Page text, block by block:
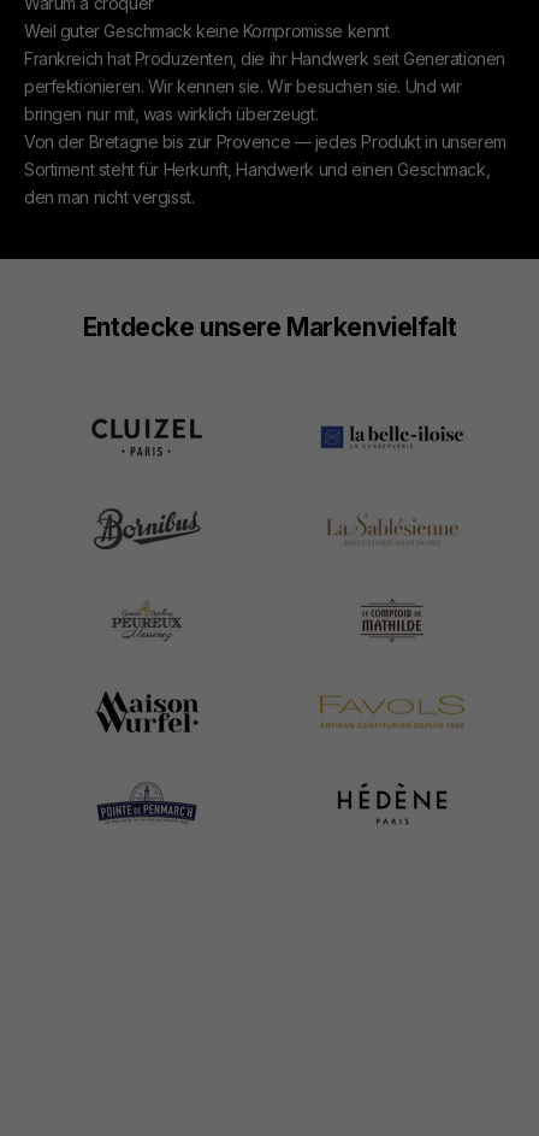
Weil guter Geschmack keine Kompromisse kennt
Frankreich hat Produzenten, die ihr Handwerk seit Generationen
perfektionieren. Wir kennen sie. Wir besuchen sie. Und wir
bringen nur mit, was wirklich überzeugt.
Von der Bretagne bis zur Provence — jedes Produkt in unserem
Sortiment steht für Herkunft, Handwerk und einen Geschmack,
den man nicht vergisst.
Entdecke unsere Markenvielfalt